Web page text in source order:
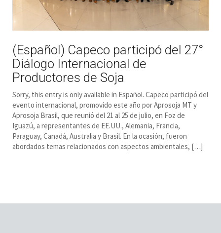
(Español) Capeco participó del 27°
Diálogo Internacional de
Productores de Soja
Sorry, this entry is only available in Español. Capeco participó del
evento internacional, promovido este año por Aprosoja MT y
Aprosoja Brasil, que reunió del 21 al 25 de julio, en Foz de
Iguazú, a representantes de EE.UU., Alemania, Francia,
Paraguay, Canadá, Australia y Brasil. En la ocasión, fueron
abordados temas relacionados con aspectos ambientales, […]